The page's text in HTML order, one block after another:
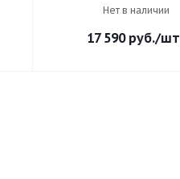
Нет в наличии
17 590руб./шт